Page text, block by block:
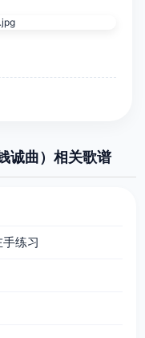
诚曲）相关歌谱
练习